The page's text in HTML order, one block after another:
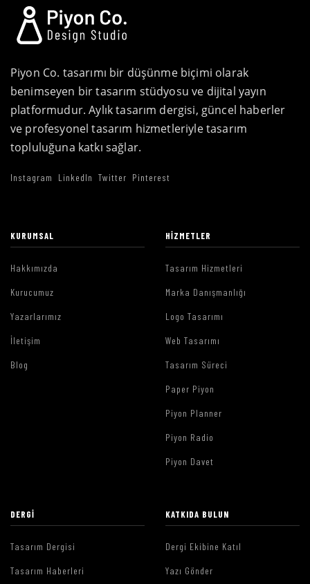
Piyon Co. tasarımı bir düşünme biçimi olarak
benimseyen bir tasarım stüdyosu ve dijital yayın
platformudur. Aylık tasarım dergisi, güncel haberler
ve profesyonel tasarım hizmetleriyle tasarım
topluluğuna katkı sağlar.
Instagram LinkedIn Twitter Pinterest
KURUMSAL
Hakkımızda
Kurucumuz
Yazarlarımız
İletişim
Blog
HIZMETLER
Tasarım Hizmetleri
Marka Danışmanlığı
Logo Tasarımı
Web Tasarımı
Tasarım Süreci
Paper Piyon
Piyon Planner
Piyon Radio
Piyon Davet
DERGI
Tasarım Dergisi
Tasarım Haberleri
KATKIDA BULUN
Dergi Ekibine Katıl
Yazı Gönder